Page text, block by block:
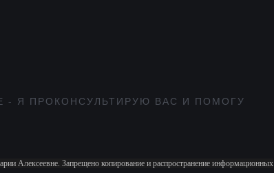
- Я ПРОКОНСУЛЬТИРУЮ ВАС И ПОМОГУ
Алексеевне. Запрещено копирование и распространение информационных